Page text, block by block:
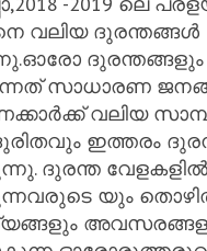
വലിയ ദുരന്തങ്ങൾ
സാധാരണ
വലിയ
ഇത്തരം
ദുരന്ത
യും